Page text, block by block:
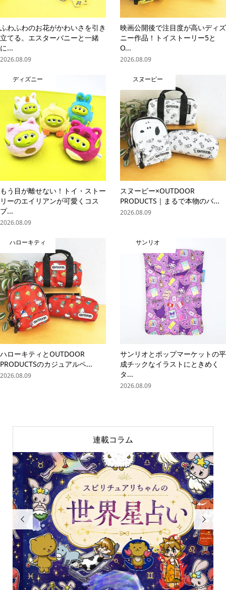
ふわふわのお花がかわいさを引き
立てる。エスターバニーと一緒
に...
2026.08.09
映画公開後で注目度が高いディズ
ニー作品！トイストーリー5と
O...
2026.08.09
ディズニー
もう目が離せない！トイ・ストー
リーのエイリアンが可愛くコス
プ...
2026.08.09
スヌーピー
スヌーピー×OUTDOOR
PRODUCTS｜まるで本物のバ...
2026.08.09
ハローキティ
ハローキティとOUTDOOR
PRODUCTSのカジュアルペ...
2026.08.09
サンリオ
サンリオとポップマーケットの平
成チックなイラストにときめく
タ...
2026.08.09
連載コラム
 